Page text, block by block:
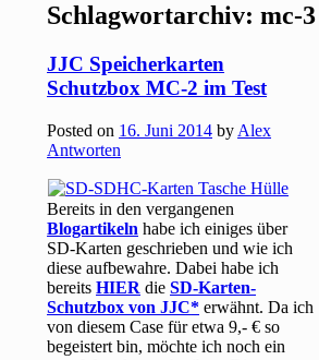
Schlagwortarchiv:mc-3
JJC Speicherkarten
Schutzbox MC-2 im Test
Posted on 16. Juni 2014 by Alex
Antworten
Bereits in den vergangenen
Blogartikeln habe ich einiges über
SD-Karten geschrieben und wie ich
diese aufbewahre. Dabei habe ich
bereitsHIER dieSD-Karten-
Schutzbox von JJC
erwähnt. Da ich
von diesem Case für etwa 9,- € so
begeistert bin, möchte ich noch ein